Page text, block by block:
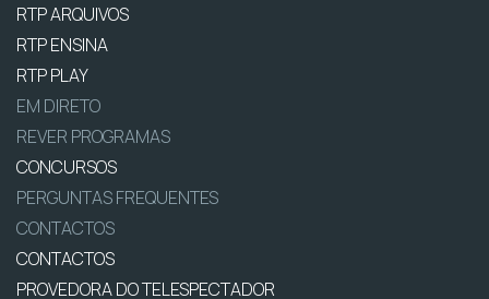
RTP ARQUIVOS
RTP ENSINA
RTP PLAY
EM DIRETO
REVER PROGRAMAS
CONCURSOS
PERGUNTAS FREQUENTES
CONTACTOS
CONTACTOS
PROVEDORA DO TELESPECTADOR